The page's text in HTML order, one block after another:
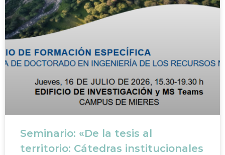
Seminario: «De la tesis al
territorio: Cátedras institucionales